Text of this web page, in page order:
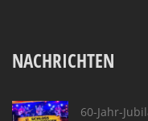
NACHRICHTEN
60-Jahr-